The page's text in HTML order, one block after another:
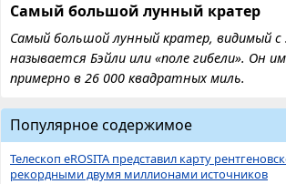
Самый большой лунный кратер
Самый большой лунный кратер, видимый с
называется Бэйли или «поле гибели». Он
примерно в 26 000 квадратных миль.
Популярное содержимое
Телескоп eROSITA представил карту
рекордными двумя миллионами источников